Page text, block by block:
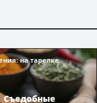
: на тарелке
Съедобные